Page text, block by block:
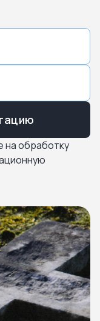
на обработку